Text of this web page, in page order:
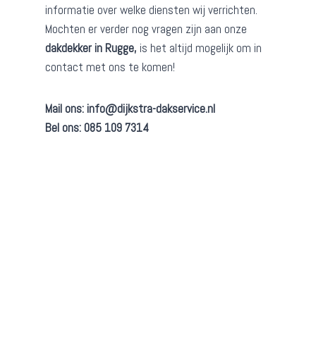
informatie over welke diensten wij verrichten.
Mochten er verder nog vragen zijn aan onze
dakdekker in Rugge, is het altijd mogelijk om in
contact met ons te komen!
Mail ons: info@dijkstra-dakservice.nl
Bel ons: 085 109 7314